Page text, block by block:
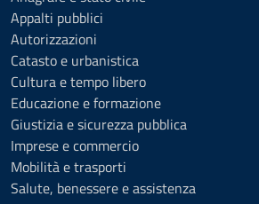
Appalti pubblici
Autorizzazioni
Catasto e urbanistica
Cultura e tempo libero
Educazione e formazione
Giustizia e sicurezza pubblica
Imprese e commercio
Mobilità e trasporti
Salute, benessere e assistenza